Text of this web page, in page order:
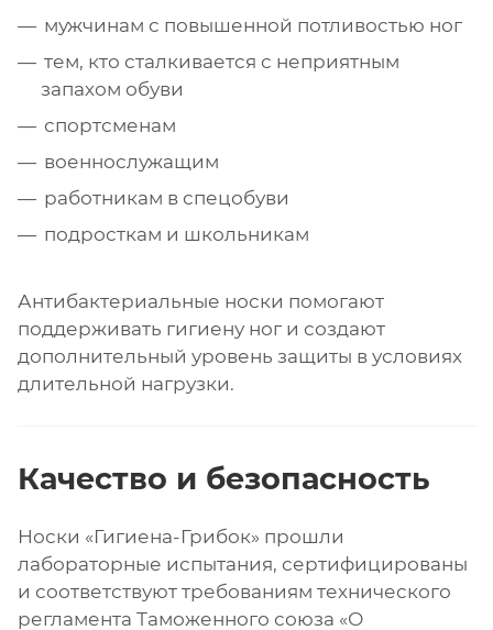
мужчинам с повышенной потливостью ног
тем, кто сталкивается с неприятным
запахом обуви
спортсменам
военнослужащим
работникам в спецобуви
подросткам и школьникам
Антибактериальные носки помогают
поддерживать гигиену ног и создают
дополнительный уровень защиты в условиях
длительной нагрузки.
Качество и безопасность
Носки «Гигиена-Грибок» прошли
лабораторные испытания, сертифицированы
и соответствуют требованиям технического
регламента Таможенного союза «О